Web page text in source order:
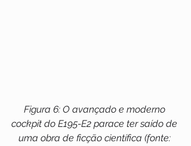
Figura 6: O avançado e moderno
cockpit do E195-E2 parace ter saído de
uma obra de ficção científica (fonte: